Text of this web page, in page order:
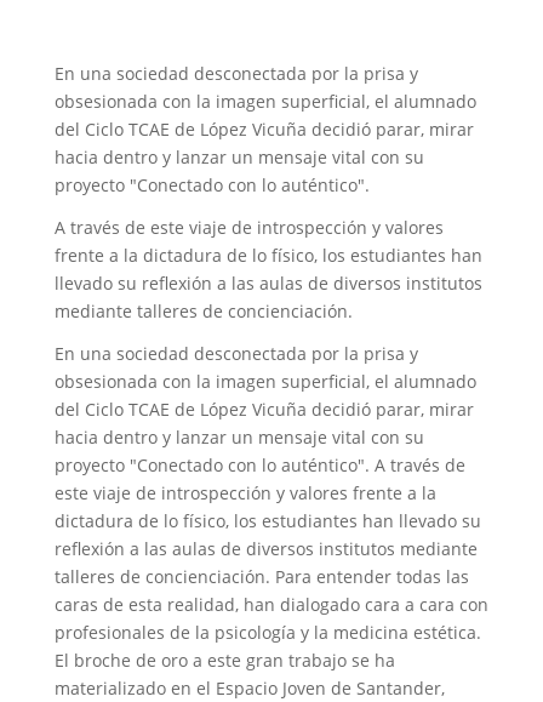
En una sociedad desconectada por la prisa y
obsesionada con la imagen superficial, el alumnado
del Ciclo TCAE de López Vicuña decidió parar, mirar
hacia dentro y lanzar un mensaje vital con su
proyecto "Conectado con lo auténtico".
A través de este viaje de introspección y valores
frente a la dictadura de lo físico, los estudiantes han
llevado su reflexión a las aulas de diversos institutos
mediante talleres de concienciación.
En una sociedad desconectada por la prisa y
obsesionada con la imagen superficial, el alumnado
del Ciclo TCAE de López Vicuña decidió parar, mirar
hacia dentro y lanzar un mensaje vital con su
proyecto "Conectado con lo auténtico". A través de
este viaje de introspección y valores frente a la
dictadura de lo físico, los estudiantes han llevado su
reflexión a las aulas de diversos institutos mediante
talleres de concienciación. Para entender todas las
caras de esta realidad, han dialogado cara a cara con
profesionales de la psicología y la medicina estética.
El broche de oro a este gran trabajo se ha
materializado en el Espacio Joven de Santander,